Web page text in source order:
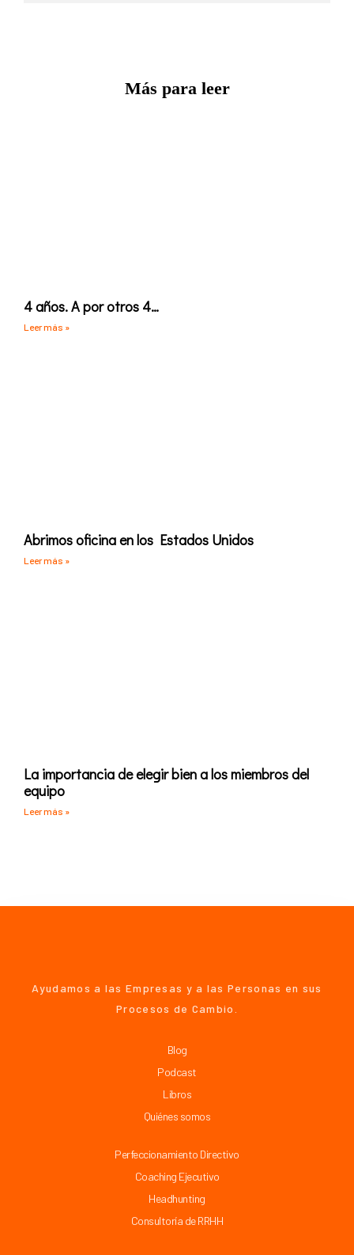
Más para leer
4 años. A por otros 4…
Leer más »
Abrimos oficina en los Estados Unidos
Leer más »
La importancia de elegir bien a los miembros del
equipo
Leer más »
Ayudamos a las Empresas y a las Personas en sus
Procesos de Cambio.
Blog
Podcast
Libros
Quiénes somos
Perfeccionamiento Directivo
Coaching Ejecutivo
Headhunting
Consultoría de RRHH